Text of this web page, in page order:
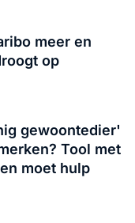
meer en
op
gewoontedier'
Tool met
moet hulp